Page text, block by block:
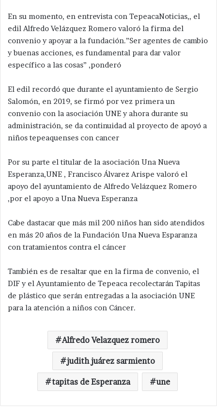
En su momento, en entrevista con TepeacaNoticias,, el
edil Alfredo Velázquez Romero valoró la firma del
convenio y apoyar a la fundación.”Ser agentes de cambio
y buenas acciones, es fundamental para dar valor
específico a las cosas” ,ponderó
El edil recordó que durante el ayuntamiento de Sergio
Salomón, en 2019, se firmó por vez primera un
convenio con la asociación UNE y ahora durante su
administración, se da continuidad al proyecto de apoyó a
niños tepeaquenses con cancer
Por su parte el titular de la asociación Una Nueva
Esperanza,UNE , Francisco Álvarez Arispe valoró el
apoyo del ayuntamiento de Alfredo Velázquez Romero
,por el apoyo a Una Nueva Esperanza
Cabe dastacar que más mil 200 niños han sido atendidos
en más 20 años de la Fundación Una Nueva Esparanza
con tratamientos contra el cáncer
También es de resaltar que en la firma de convenio, el
DIF y el Ayuntamiento de Tepeaca recolectarán Tapitas
de plástico que serán entregadas a la asociación UNE
para la atención a niños con Cáncer.
Alfredo Velazquez romero
judith juárez sarmiento
tapitas de Esperanza une